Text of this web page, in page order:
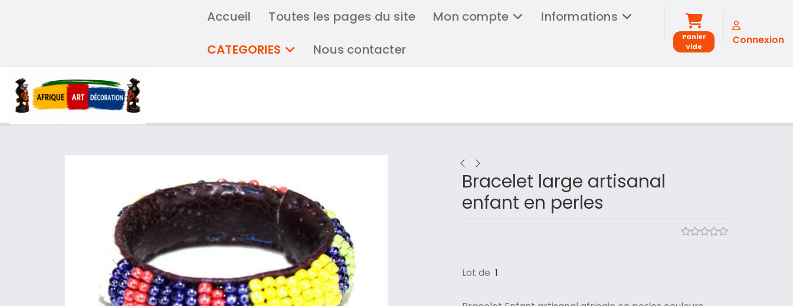
Accueil Toutes les pages du site Mon compte
Informations
CATEGORIES
Nous contacter
Panier
Vide
Connexion
Bracelet large artisanal
enfant en perles
Lot de 1